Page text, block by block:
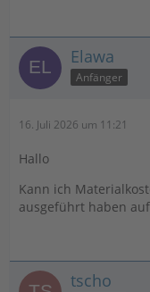
Elawa
Anfänger
16. Juli 2026 um 11:21
Hallo
Kann ich
ausgeführt haben
tscho